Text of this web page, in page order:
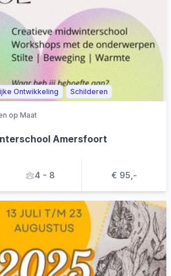
Ontwikkeling Schilderen
op Maat
Amersfoort
4 - 8 € 95,-